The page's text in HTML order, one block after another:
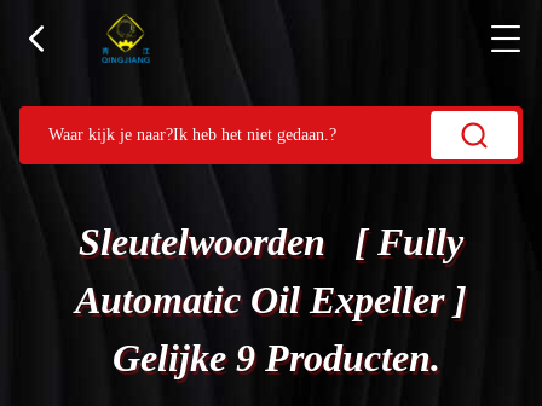
Sleutelwoorden [ Fully
Automatic Oil Expeller ]
Gelijke 9 Producten.